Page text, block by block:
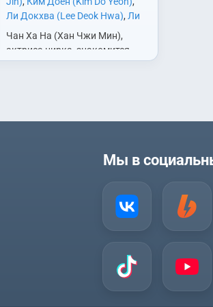
Ли Докхва (Lee Deok Hwa), Ли
Сена (Lee Se Na) , Ли Сынджун
(Lee Seung Joon)
Ли Хери (Lee
Hye Ri),Син Ынджон (Sin Eun
Чан Ха На (Хан Чжи Мин),
актриса цирка, знакомится,
внешне, но…
Мы в